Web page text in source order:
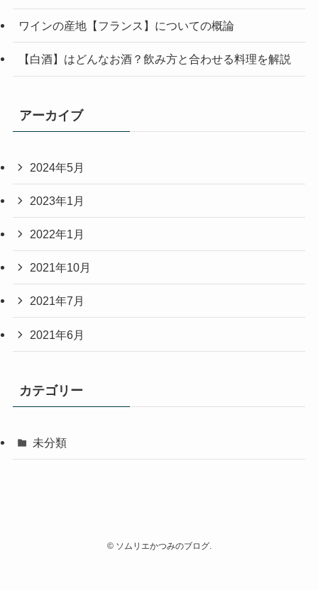
ワインの産地【フランス】についての概論
【白酒】はどんなお酒？飲み方と合わせる料理を解説
アーカイブ
2024年5月
2023年1月
2022年1月
2021年10月
2021年7月
2021年6月
カテゴリー
未分類
©ソムリエかつみのブログ.